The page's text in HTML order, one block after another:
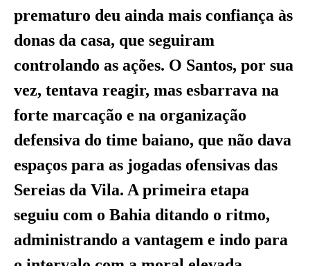
prematuro deu ainda mais confiança às
donas da casa, que seguiram
controlando as ações. O Santos, por sua
vez, tentava reagir, mas esbarrava na
forte marcação e na organização
defensiva do time baiano, que não dava
espaços para as jogadas ofensivas das
Sereias da Vila. A primeira etapa
seguiu com o Bahia ditando o ritmo,
administrando a vantagem e indo para